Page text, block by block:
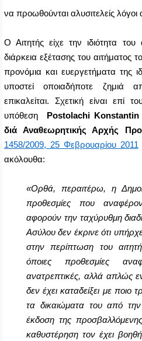
να προωθούνται αλυσιτελείς
Ο Αιτητής είχε την ιδιότητα
διάρκεια εξέτασης του αιτήματος
προνόμια και ευεργετήματα της
υποστεί οποιαδήποτε ζημιά
επικαλείται. Σχετική είναι
υπόθεση Postolachi Konstantin
διά Αναθεωρητικής Αρχής
1458/2009, 25 Φεβρουαρίου 2011
ακόλουθα:
«Ορθά, περαιτέρω, η
προθεσμίες που
αφορούν την ταχύρυθμη
Ασύλου δεν έκρινε ότι
στην περίπτωση του
όποιες προθεσμίες
ανατρεπτικές, αλλά απλώς
δεν έχει καταδείξει με ποιο
τα δικαιώματα του από
έκδοση της
καθυστέρηση τον έχει